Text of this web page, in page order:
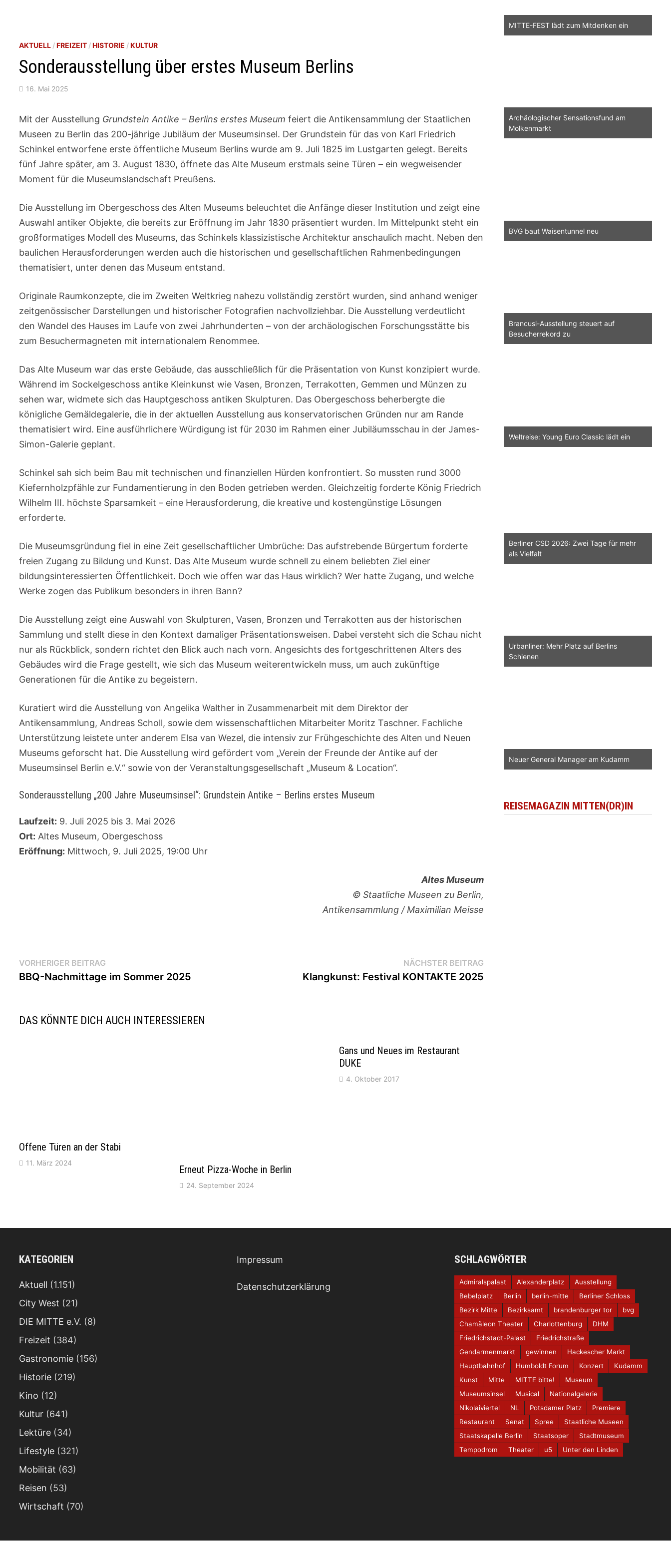
AKTUELL /FREIZEIT /HISTORIE /KULTUR
Sonderausstellung über erstes Museum Berlins
16. Mai 2025
Mit der Ausstellung Grundstein Antike – Berlins erstes Museum feiert die Antikensammlung der Staatlichen
Museen zu Berlin das 200-jährige Jubiläum der Museumsinsel. Der Grundstein für das von Karl Friedrich
Schinkel entworfene erste öffentliche Museum Berlins wurde am 9. Juli 1825 im Lustgarten gelegt. Bereits
fünf Jahre später, am 3. August 1830, öffnete das Alte Museum erstmals seine Türen – ein wegweisender
Moment für die Museumslandschaft Preußens.
Die Ausstellung im Obergeschoss des Alten Museums beleuchtet die Anfänge dieser Institution und zeigt eine
Auswahl antiker Objekte, die bereits zur Eröffnung im Jahr 1830 präsentiert wurden. Im Mittelpunkt steht ein
großformatiges Modell des Museums, das Schinkels klassizistische Architektur anschaulich macht. Neben den
baulichen Herausforderungen werden auch die historischen und gesellschaftlichen Rahmenbedingungen
thematisiert, unter denen das Museum entstand.
Originale Raumkonzepte, die im Zweiten Weltkrieg nahezu vollständig zerstört wurden, sind anhand weniger
zeitgenössischer Darstellungen und historischer Fotografien nachvollziehbar. Die Ausstellung verdeutlicht
den Wandel des Hauses im Laufe von zwei Jahrhunderten – von der archäologischen Forschungsstätte bis
zum Besuchermagneten mit internationalem Renommee.
Das Alte Museum war das erste Gebäude, das ausschließlich für die Präsentation von Kunst konzipiert wurde.
Während im Sockelgeschoss antike Kleinkunst wie Vasen, Bronzen, Terrakotten, Gemmen und Münzen zu
sehen war, widmete sich das Hauptgeschoss antiken Skulpturen. Das Obergeschoss beherbergte die
königliche Gemäldegalerie, die in der aktuellen Ausstellung aus konservatorischen Gründen nur am Rande
thematisiert wird. Eine ausführlichere Würdigung ist für 2030 im Rahmen einer Jubiläumsschau in der James-
Simon-Galerie geplant.
Schinkel sah sich beim Bau mit technischen und finanziellen Hürden konfrontiert. So mussten rund 3000
Kiefernholzpfähle zur Fundamentierung in den Boden getrieben werden. Gleichzeitig forderte König Friedrich
Wilhelm III. höchste Sparsamkeit – eine Herausforderung, die kreative und kostengünstige Lösungen
erforderte.
Die Museumsgründung fiel in eine Zeit gesellschaftlicher Umbrüche: Das aufstrebende Bürgertum forderte
freien Zugang zu Bildung und Kunst. Das Alte Museum wurde schnell zu einem beliebten Ziel einer
bildungsinteressierten Öffentlichkeit. Doch wie offen war das Haus wirklich? Wer hatte Zugang, und welche
Werke zogen das Publikum besonders in ihren Bann?
Die Ausstellung zeigt eine Auswahl von Skulpturen, Vasen, Bronzen und Terrakotten aus der historischen
Sammlung und stellt diese in den Kontext damaliger Präsentationsweisen. Dabei versteht sich die Schau nicht
nur als Rückblick, sondern richtet den Blick auch nach vorn. Angesichts des fortgeschrittenen Alters des
Gebäudes wird die Frage gestellt, wie sich das Museum weiterentwickeln muss, um auch zukünftige
Generationen für die Antike zu begeistern.
Kuratiert wird die Ausstellung von Angelika Walther in Zusammenarbeit mit dem Direktor der
Antikensammlung, Andreas Scholl, sowie dem wissenschaftlichen Mitarbeiter Moritz Taschner. Fachliche
Unterstützung leistete unter anderem Elsa van Wezel, die intensiv zur Frühgeschichte des Alten und Neuen
Museums geforscht hat. Die Ausstellung wird gefördert vom „Verein der Freunde der Antike auf der
Museumsinsel Berlin e.V.“ sowie von der Veranstaltungsgesellschaft „Museum & Location“.
Sonderausstellung „200 Jahre Museumsinsel“: Grundstein Antike – Berlins erstes Museum
Laufzeit: 9. Juli 2025 bis 3. Mai 2026
Ort: Altes Museum, Obergeschoss
Eröffnung: Mittwoch, 9. Juli 2025, 19:00 Uhr
Altes Museum
© Staatliche Museen zu Berlin,
Antikensammlung / Maximilian Meisse
Beitragsnavigation
VORHERIGER BEITRAG
Beitrag:
BBQ-Nachmittage im Sommer 2025
NÄCHSTER BEITRAGNächster
Beitrag:
Klangkunst: Festival KONTAKTE 2025
DAS KÖNNTE DICH AUCH INTERESSIEREN
Offene Türen an der Stabi
11. März 2024
Erneut Pizza-Woche in Berlin
24. September 2024
Gans und Neues im Restaurant
DUKE
4. Oktober 2017
MITTE-FEST lädt zum Mitdenken ein
Archäologischer Sensationsfund am
Molkenmarkt
BVG baut Waisentunnel neu
Brancusi-Ausstellung steuert auf
Besucherrekord zu
Weltreise: Young Euro Classic lädt ein
Berliner CSD 2026: Zwei Tage für mehr
als Vielfalt
Urbanliner: Mehr Platz auf Berlins
Schienen
Neuer General Manager am Kudamm
REISEMAGAZIN MITTEN(DR)IN
KATEGORIEN
Aktuell (1.151)
City West (21)
DIE MITTE e.V. (8)
Freizeit (384)
Gastronomie (156)
Historie (219)
Kino (12)
Kultur (641)
Lektüre (34)
Lifestyle (321)
Mobilität (63)
Reisen (53)
Wirtschaft (70)
Impressum
Datenschutzerklärung
SCHLAGWÖRTER
Admiralspalast Alexanderplatz
Ausstellung
Bebelplatz
Berlin berlin-mitte
Berliner Schloss
Bezirk Mitte
Bezirksamt brandenburger tor
bvg
Chamäleon Theater
Charlottenburg
DHM
Friedrichstadt-Palast
Friedrichstraße
Gendarmenmarkt
gewinnen
Hackescher Markt
Hauptbahnhof
Humboldt Forum Konzert
Kudamm
Kunst
Mitte MITTE bitte!
Museum
Museumsinsel
Musical
Nationalgalerie
Nikolaiviertel
NL Potsdamer Platz
Premiere
Restaurant
Senat Spree
Staatliche Museen
Staatskapelle Berlin
Staatsoper
Stadtmuseum
Tempodrom
Theater u5 Unter den Linden